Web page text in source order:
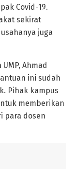
Covid-19.
sekirat
juga
Ahmad
ini sudah
Pihak kampus
memberikan
para dosen